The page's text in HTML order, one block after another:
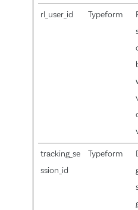
rl_user_id Typeform
tracking_se
ssion_id
Typeform